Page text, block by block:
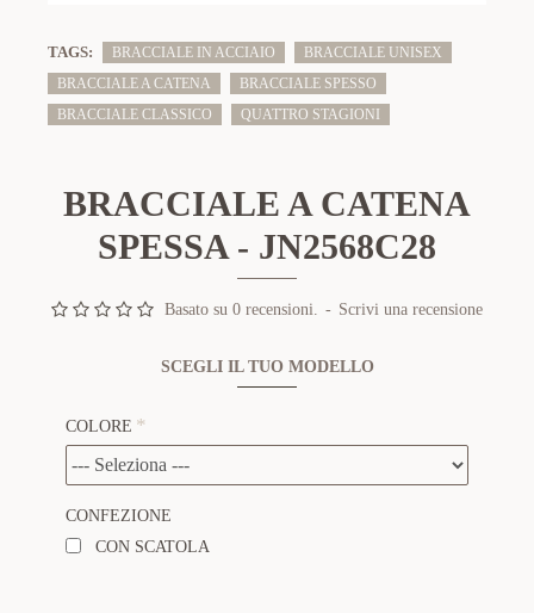
TAGS: BRACCIALE IN ACCIAIO
BRACCIALE UNISEX
BRACCIALE A CATENA
BRACCIALE SPESSO
BRACCIALE CLASSICO
QUATTRO STAGIONI
BRACCIALE A CATENA
SPESSA - JN2568C28
Basato su 0 recensioni. - Scrivi una recensione
SCEGLI IL TUO MODELLO
COLORE
CONFEZIONE
CON SCATOLA